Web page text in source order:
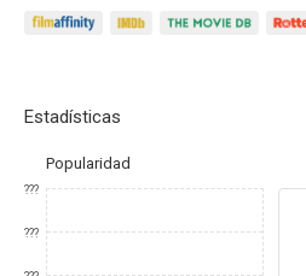
Estadísticas
Popularidad
???
???